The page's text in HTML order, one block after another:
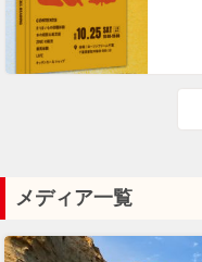
メディア一覧